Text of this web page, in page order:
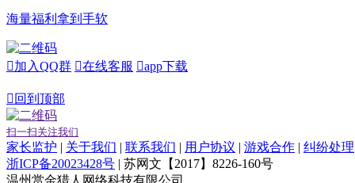
海量福利拿到手软
加入QQ群 在线客服 app下载
 回到顶部
扫一扫关注我们
家长监护 | 关于我们 | 联系我们 | 用户协议 | 游戏合作 | 纠纷处理
浙ICP备20023428号 | 苏网文【2017】8226-160号
温州赏金猎人网络科技有限公司